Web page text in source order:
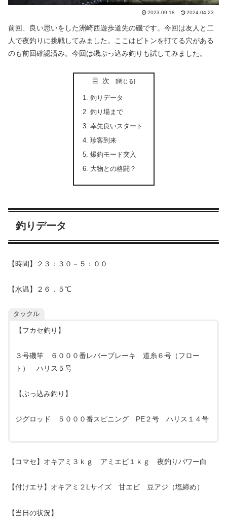
2023.09.18 2024.04.23
前回、良い思いをした洲崎西遊歩道先の磯です。今回は友人と二
人で夜釣りに挑戦してみました。ここはピトンを打てる穴がある
のも前回確認済み。今回は磯ぶっ込み釣りも試してみました。
目次
釣りデータ
釣り場まで
幸先良いスタート
珍客到来
爆釣モード突入
大物との格闘？
釣りデータ
【時間】２３：３０－５：００
【水温】２６．５℃
タックル
【フカセ釣り】
３号磯竿 ６０００番レバーブレーキ 道糸６号（フロー
ト） ハリス５号
【ぶっ込み釣り】
ジグロッド ５０００番スピニング PE２号 ハリス１４号
【コマセ】オキアミ３ｋｇ アミエビ１ｋｇ 夜釣りパワー白
【付けエサ】オキアミ２Lサイズ 甘エビ 豆アジ（塩締め）
【当日の状況】